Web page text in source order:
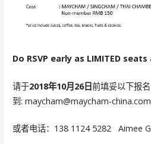
Do RSVP early as LIMITED
请于2018年10月26日前填妥以下报
到: maycham@maycham-china.com
或者电话：138 1124 5282 Aimee